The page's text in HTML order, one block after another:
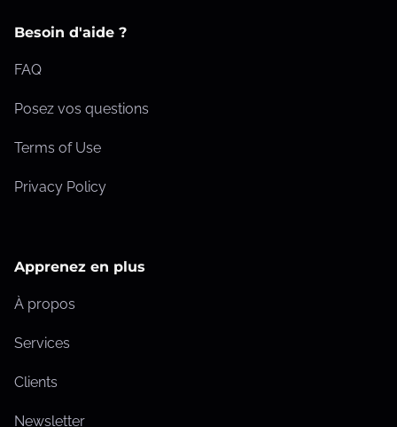
Besoin d'aide ?
FAQ
Posez vos questions
Terms of Use
Privacy Policy
Apprenez en plus
À propos
Services
Clients
Newsletter